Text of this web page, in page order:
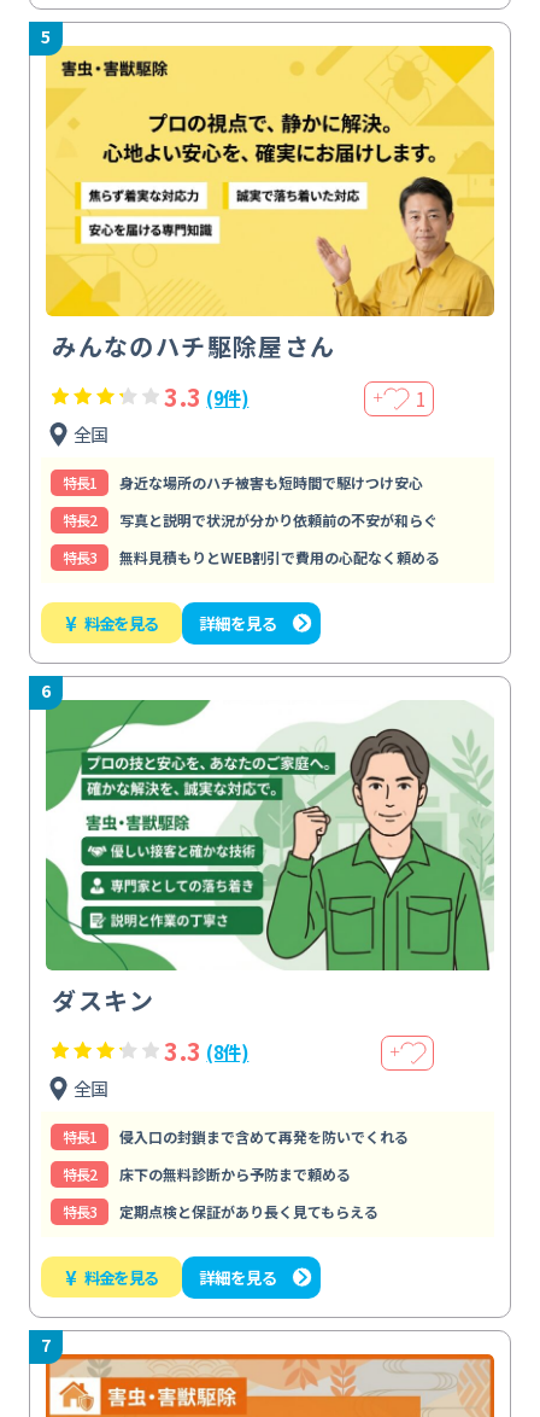
5
みんなのハチ駆除屋さん
3.3 (9件) ＋ 1
全国
特⻑1
身近な場所のハチ被害も短時間で駆けつけ安心
特⻑2
写真と説明で状況が分かり依頼前の不安が和らぐ
特⻑3
無料見積もりとWEB割引で費用の心配なく頼める
¥ 料金を見る 詳細を見る
6
ダスキン
3.3 (8件) ＋
全国
特⻑1
侵入口の封鎖まで含めて再発を防いでくれる
特⻑2
床下の無料診断から予防まで頼める
特⻑3
定期点検と保証があり長く見てもらえる
¥ 料金を見る 詳細を見る
7